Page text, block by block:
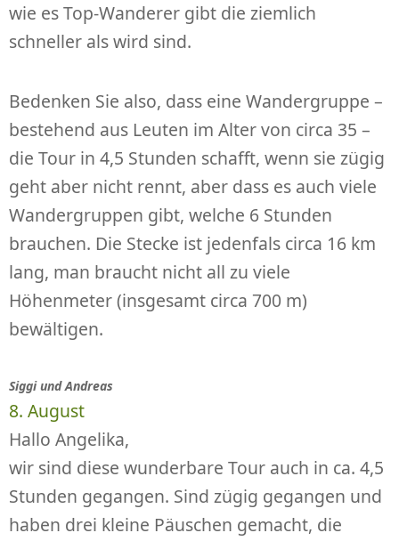
wie es Top-Wanderer gibt die ziemlich
schneller als wird sind.
Bedenken Sie also, dass eine Wandergruppe –
bestehend aus Leuten im Alter von circa 35 –
die Tour in 4,5 Stunden schafft, wenn sie zügig
geht aber nicht rennt, aber dass es auch viele
Wandergruppen gibt, welche 6 Stunden
brauchen. Die Stecke ist jedenfals circa 16 km
lang, man braucht nicht all zu viele
Höhenmeter (insgesamt circa 700 m)
bewältigen.
Siggi und Andreas
8. August
Hallo Angelika,
wir sind diese wunderbare Tour auch in ca. 4,5
Stunden gegangen. Sind zügig gegangen und
haben drei kleine Päuschen gemacht, die